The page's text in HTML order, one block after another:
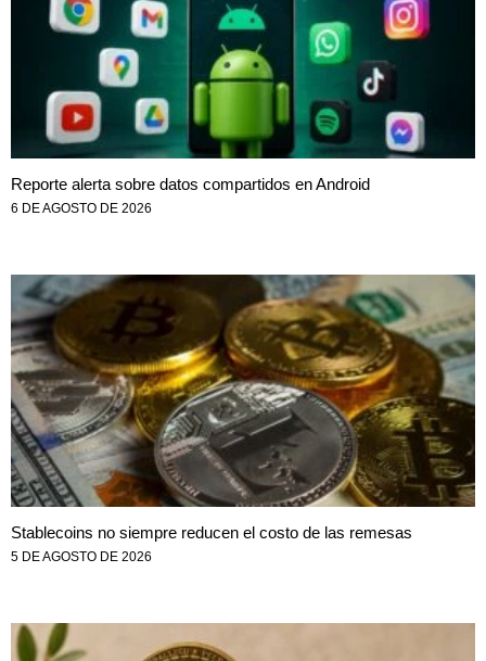
Reporte alerta sobre datos compartidos en Android
6 DE AGOSTO DE 2026
Stablecoins no siempre reducen el costo de las remesas
5 DE AGOSTO DE 2026